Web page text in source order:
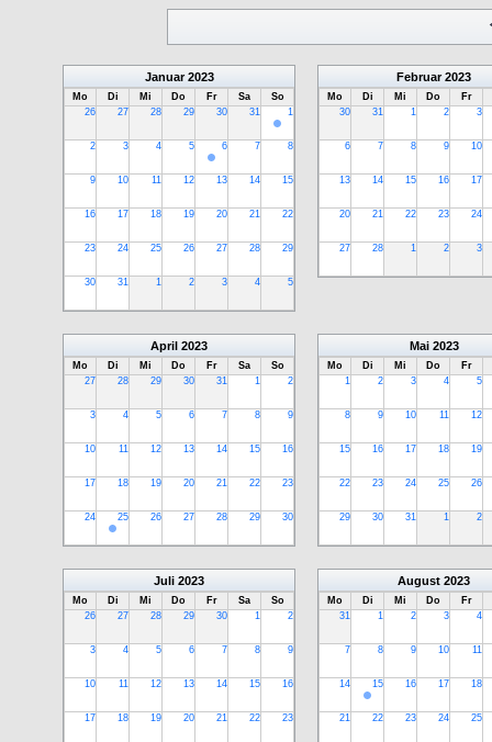
Januar 2023
Mo Di Mi Do Fr Sa
So
26
27 28 29 30 31 1
2 3 4 5 6 7 8
9 10 11 12 13 14 15
16 17 18 19 20 21 22
23 24 25 26 27 28 29
30 31 1 2 3 4 5
Februar 2023
Mo Di Mi Do
Fr
30
31 1 2 3
6 7 8 9 10
13 14 15 16 17
20 21 22 23 24
27 28 1 2 3
April 2023
Mo Di Mi Do Fr Sa
So
27
28 29 30 31 1 2
3 4 5 6 7 8 9
10 11 12 13 14 15 16
17 18 19 20 21 22 23
24 25 26 27 28 29 30
Mai 2023
Mo Di Mi Do
Fr
1
2 3 4 5
8 9 10 11 12
15 16 17 18 19
22 23 24 25 26
29 30 31 1 2
Juli 2023
Mo Di Mi Do Fr Sa
So
26
27 28 29 30 1 2
3 4 5 6 7 8 9
10 11 12 13 14 15 16
17 18 19 20 21 22 23
August 2023
Mo Di Mi Do
Fr
31
1 2 3 4
7 8 9 10 11
14 15 16 17 18
21 22 23 24 25